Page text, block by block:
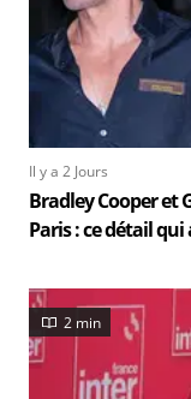
Il y a 2 Jours
Bradley Cooper et
Paris : ce détail
2 min